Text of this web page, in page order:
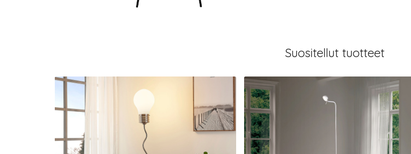
Suositellut tuotteet